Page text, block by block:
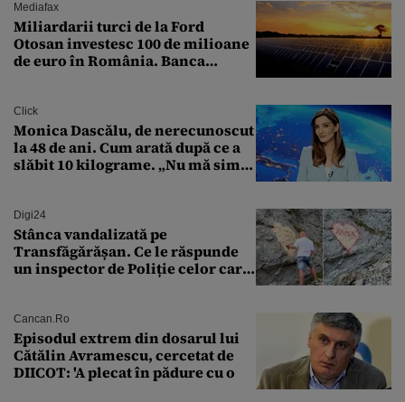
Mediafax
Miliardarii turci de la Ford
Otosan investesc 100 de milioane
de euro în România. Banca
Click
Monica Dascălu, de nerecunoscut
la 48 de ani. Cum arată după ce a
slăbit 10 kilograme. „Nu mă simt
Digi24
Stânca vandalizată pe
Transfăgărășan. Ce le răspunde
un inspector de Poliție celor care
Cancan.ro
Episodul extrem din dosarul lui
Cătălin Avramescu, cercetat de
DIICOT: 'A plecat în pădure cu o